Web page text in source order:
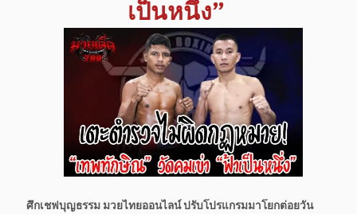
เป็นหนึ่ง”
ศึกเชฟบุญธรรม มวยไทยออนไลน์ ปรับโปรแกรมมาโยกต่อยวัน